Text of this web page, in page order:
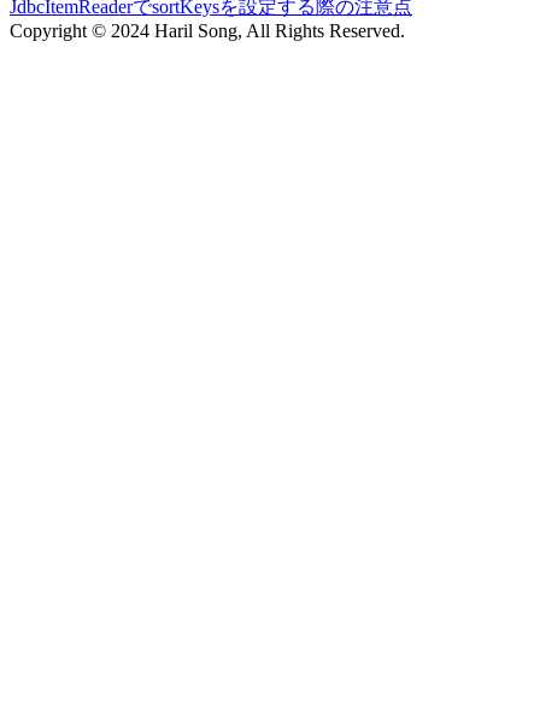
JdbcItemReaderでsortKeysを設定する際の注意点
Copyright © 2024 Haril Song, All Rights Reserved.